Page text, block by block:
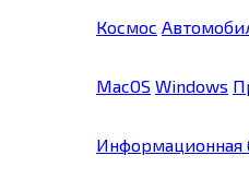
Космос
MacOS Windows
Информационная